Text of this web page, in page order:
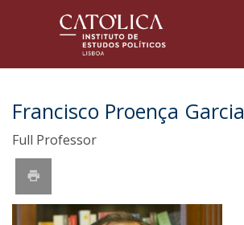
Francisco Proença Garcia
Full Professor